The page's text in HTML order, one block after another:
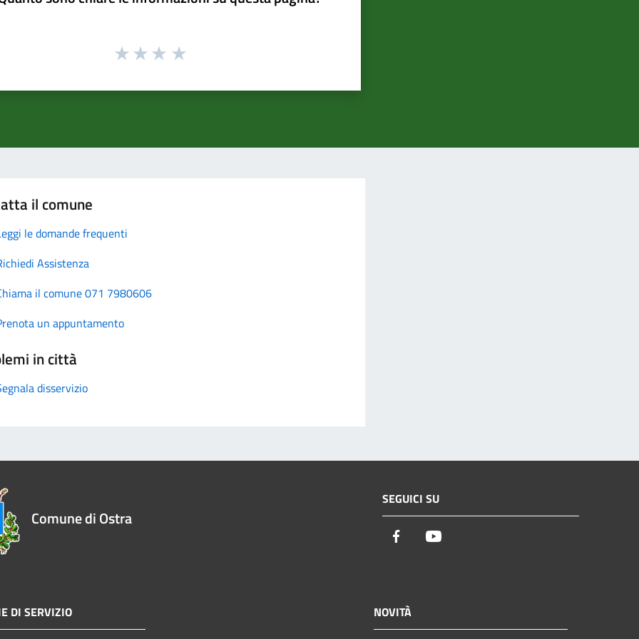
il comune
le domande frequenti
Assistenza
il comune 071 7980606
un appuntamento
in città
disservizio
Comune di Ostra
SEGUICI SU
Facebook
DI SERVIZIO NOVITÀ